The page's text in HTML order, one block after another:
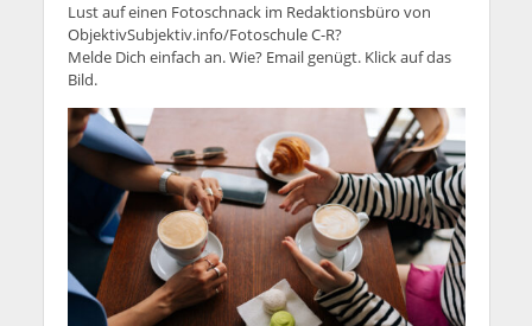
Lust auf einen Fotoschnack im Redaktionsbüro von
ObjektivSubjektiv.info/Fotoschule C-R?
Melde Dich einfach an. Wie? Email genügt. Klick auf das
Bild.